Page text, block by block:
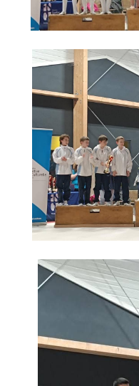
» APE de
» Ecole privée
» APEL de
» Maison des
» Mode de garde
ASSOCIATIONS
» Culture et loisirs
» Cercle
» Club de
» La clé des
»
» WAP -
» Wepp'